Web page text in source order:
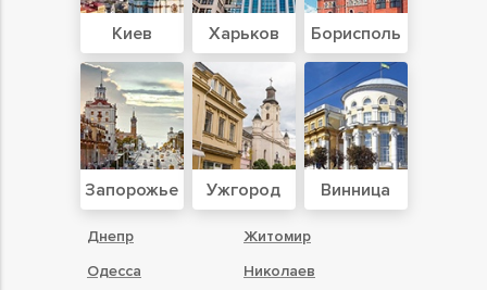
Киев Харьков Борисполь
Запорожье Ужгород Винница
Днепр
Житомир
Одесса
Николаев